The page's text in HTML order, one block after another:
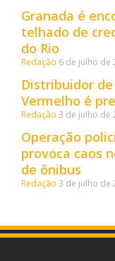
Granada é
telhado de
do Rio
Redação 6 de julho de
Distribuidor
Vermelho é
Redação 3 de julho de
Operação
provoca caos
de ônibus
Redação 3 de julho de